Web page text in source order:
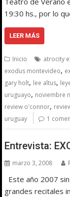
19:30 hs., por lo
LEER MÁS
Inicio atrocity
exodus montevideo,
gary holt, lee altus,
uruguayo, noviembre
review o'connor,
uruguay 1
Entrevista:
marzo 3, 2008
Este año 2007
grandes recitales